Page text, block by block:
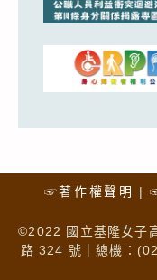
☞著作權聲明
©2022 國立基隆女子
路 324 號｜總機：